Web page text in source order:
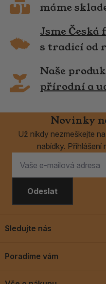
máme
Jsme Česká
s tradicí od
Naše
přírodní a
Novinky
Už nikdy nezmeškejte
nabídky. Přihlášení
Odeslat
Poradíme vám
Sledujte nás